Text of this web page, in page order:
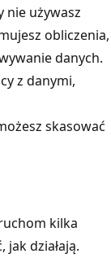
nie używasz
obliczenia,
danych.
z danymi,
skasować
kilka
jak działają.